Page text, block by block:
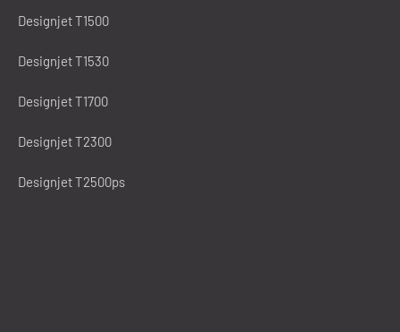
Designjet T1500
Designjet T1530
Designjet T1700
Designjet T2300
Designjet T2500ps